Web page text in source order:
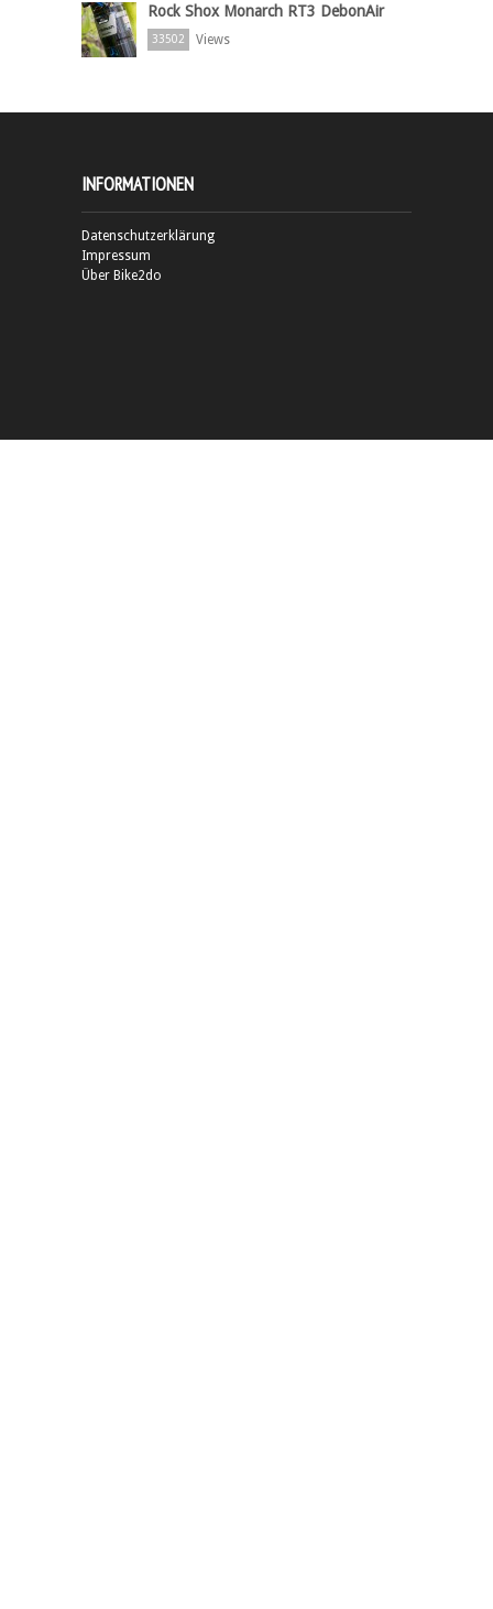
Rock Shox Monarch RT3 DebonAir
33502 Views
INFORMATIONEN
Datenschutzerklärung
Impressum
Über Bike2do